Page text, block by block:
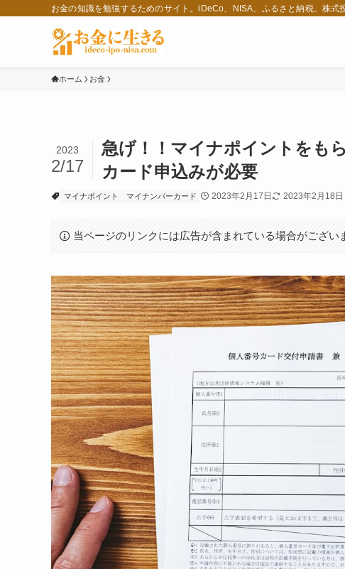
お金の知識を勉強するためのサイト。iDeCo、NISA、ふるさと納税、株式
ホーム お金
急げ！！マイナポイントをも
カード申込みが必要
2023
2/17
マイナポイント マイナンバーカード 2023年2月17日 2023年2月18日
当ページのリンクには広告が含まれている場合がござい